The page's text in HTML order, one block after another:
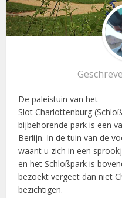
De paleistuin van het
Slot Charlottenburg
bijbehorende park is een
Berlijn. In de tuin van de
waant u zich in een
en het Schloßpark is
bezoekt vergeet dan niet
bezichtigen.